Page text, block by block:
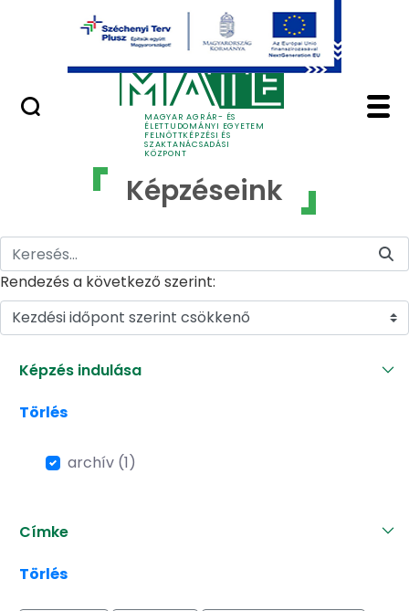
Ugrás a fő tartalomhoz
MAGYAR AGRÁR- ÉS
ÉLETTUDOMÁNYI EGYETEM
FELNŐTTKÉPZÉSI ÉS
SZAKTANÁCSADÁSI
KÖZPONT
Képzéseink - MATE
Képzéseink
Rendezés a következő szerint:
Kezdési időpont szerint csökkenő
Képzés indulása
Törlés
archív (1)
Címke
Törlés